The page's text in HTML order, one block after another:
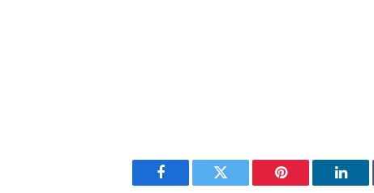
Facebook Twitter Pinterest